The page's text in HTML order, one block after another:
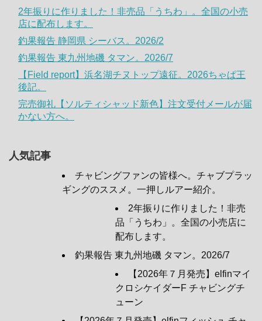
2年振りに作りました！非売品「うちわ」。全国の小売
店に配布します。
釣果報告 静岡県 シーバス。2026/2
釣果報告 東九州地磯 タマン。2026/7
【Field report】浜名湖チヌトップ遠征。2026ちゃぱ王
後記。
完売御礼【ソルティシャッド新色】注文受付メールが届
かない方へ。
人気記事
チャビングファンの皆様へ。チャブプラッ
ギングのススメ。一押しルアー紹介。
2年振りに作りました！非売
品「うちわ」。全国の小売店に
配布します。
釣果報告 東九州地磯 タマン。2026/7
【2026年７月発売】elfinマイ
クロシケイダーF チャビングチ
ューン